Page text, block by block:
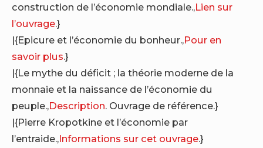
construction de l’économie mondiale.,Lien sur
l’ouvrage.}
|{Epicure et l’économie du bonheur.,Pour en
savoir plus.}
|{Le mythe du déficit ; la théorie moderne de la
monnaie et la naissance de l’économie du
peuple.,Description. Ouvrage de référence.}
|{Pierre Kropotkine et l’économie par
l’entraide.,Informations sur cet ouvrage.}